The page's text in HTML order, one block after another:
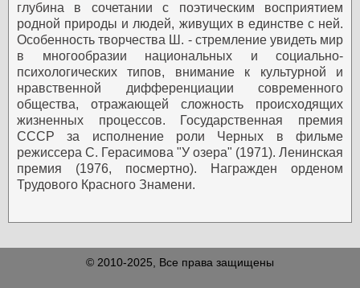
глубина в сочетании с поэтическим восприятием
родной природы и людей, живущих в единстве с ней.
Особенность творчества Ш. - стремление увидеть мир
в многообразии национальных и социально-
психологических типов, внимание к культурной и
нравственной дифференциации современного
общества, отражающей сложность происходящих
жизненных процессов. Государственная премия
СССР за исполнение роли Черных в фильме
режиссера С. Герасимова "У озера" (1971). Ленинская
премия (1976, посмертно). Награжден орденом
Трудового Красного Знамени.
© 2010-2025, Все права защищены